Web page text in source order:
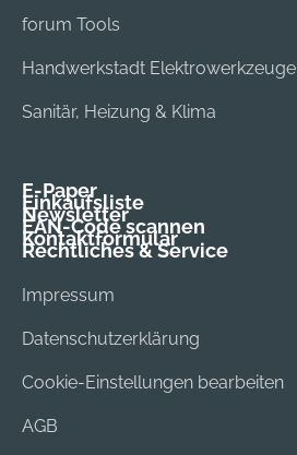
forum Tools
Handwerkstadt Elektrowerkzeuge
Sanitär, Heizung & Klima
E-Paper
Einkaufsliste
Newsletter
EAN-Code scannen
Kontaktformular
Rechtliches & Service
Impressum
Datenschutzerklärung
Cookie-Einstellungen bearbeiten
AGB